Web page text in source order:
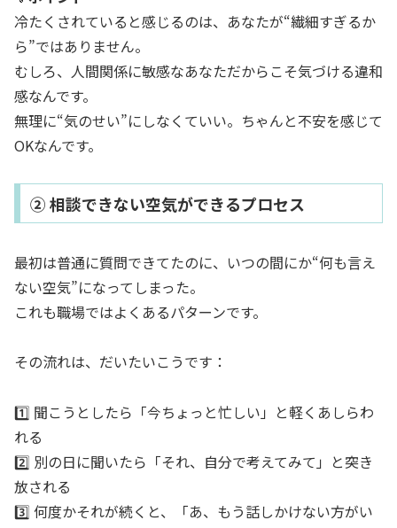
冷たくされていると感じるのは、あなたが“繊細すぎるか
ら”ではありません。
むしろ、人間関係に敏感なあなただからこそ気づける違和
感なんです。
無理に“気のせい”にしなくていい。ちゃんと不安を感じて
OKなんです。
② 相談できない空気ができるプロセス
最初は普通に質問できてたのに、いつの間にか“何も言え
ない空気”になってしまった。
これも職場ではよくあるパターンです。
その流れは、だいたいこうです：
1️⃣ 聞こうとしたら「今ちょっと忙しい」と軽くあしらわ
れる
2️⃣ 別の日に聞いたら「それ、自分で考えてみて」と突き
放される
3️⃣ 何度かそれが続くと、「あ、もう話しかけない方がい